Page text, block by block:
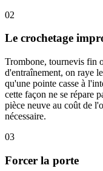
02
Le crochetage
Trombone, tournevis fin
d'entraînement, on raye
qu'une pointe casse à
cette façon ne se répare
pièce neuve au coût de
nécessaire.
03
Forcer la porte